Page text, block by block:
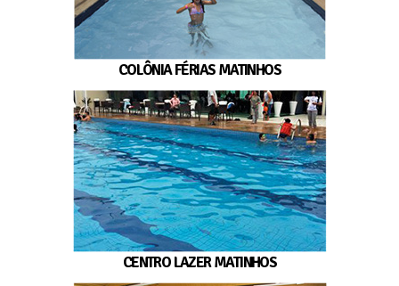
COLÔNIA FÉRIAS MATINHOS
CENTRO LAZER MATINHOS